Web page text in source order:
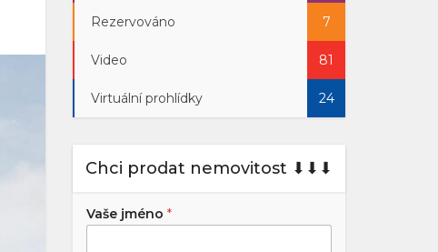
Rezervováno 7
Video 81
Virtuální prohlídky 24
Chci prodat nemovitost ⬇︎⬇︎⬇︎
Vaše jméno *